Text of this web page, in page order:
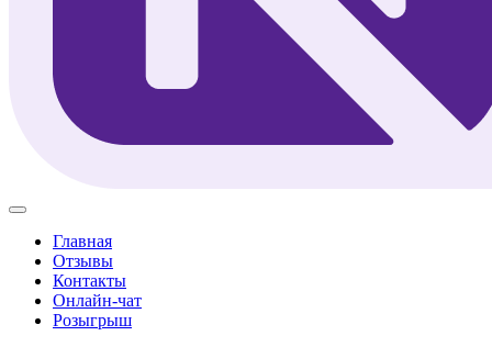
Главная
Отзывы
Контакты
Онлайн-чат
Розыгрыш